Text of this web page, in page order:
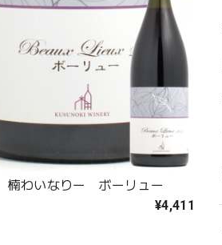
わいなりー ボーリュー
¥4,411